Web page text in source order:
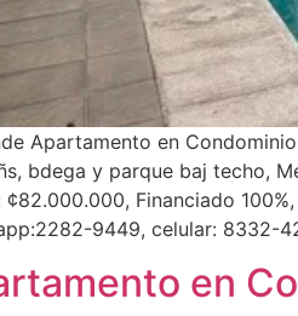
Apartamento en
bdega y parque baj techo,
¢82.000.000, Financiado
9449, celular: 8332-
en